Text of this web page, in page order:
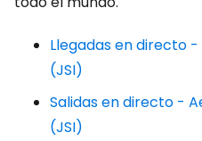
Llegadas en directo
(JSI)
Salidas en directo -
(JSI)